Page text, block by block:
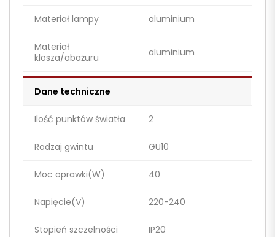
Materiał lampy aluminium
Materiał
klosza/abażuru
aluminium
Dane techniczne
Ilość punktów światła 2
Rodzaj gwintu GU10
Moc oprawki(W) 40
Napięcie(V) 220-240
Stopień szczelności IP20